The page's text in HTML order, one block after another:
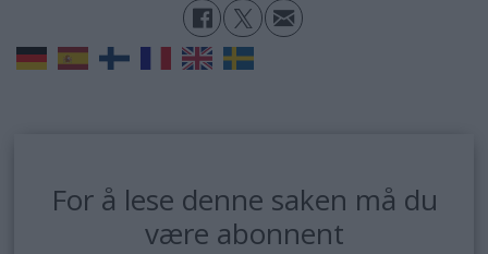
For å lese denne saken må du
være abonnent